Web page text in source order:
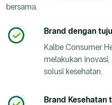
bersama.
Brand dengan
Kalbe Consumer
melakukan
solusi kesehatan.
Brand Kesehatan